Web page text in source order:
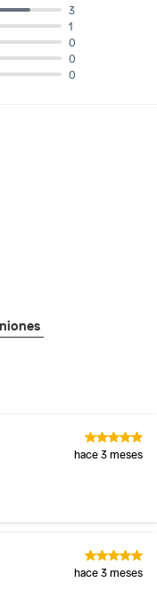
0
0
0
1
3
hace 3 meses
hace 3 meses